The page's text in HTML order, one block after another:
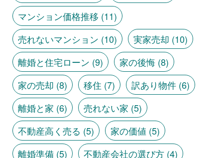
マンション価格推移 (11)
売れないマンション (10) 実家売却 (10)
離婚と住宅ローン (9) 家の後悔(8)
家の売却 (8) 移住 (7) 訳あり物件(6)
離婚と家 (6) 売れない家 (5)
不動産高く売る (5) 家の価値 (5)
離婚準備(5) 不動産会社の選び方(4)